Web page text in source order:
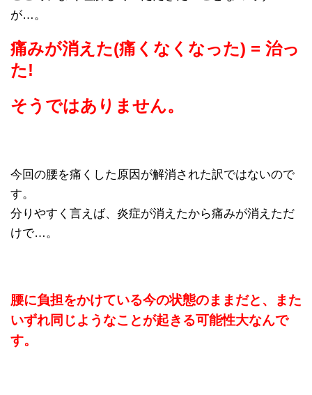
が…。
痛みが消えた(痛くなくなった) = 治っ
た!
そうではありません。
今回の腰を痛くした原因が解消された訳ではないので
す。
分りやすく言えば、炎症が消えたから痛みが消えただ
けで…。
腰に負担をかけている今の状態のままだと、また
いずれ同じようなことが起きる可能性大なんで
す。